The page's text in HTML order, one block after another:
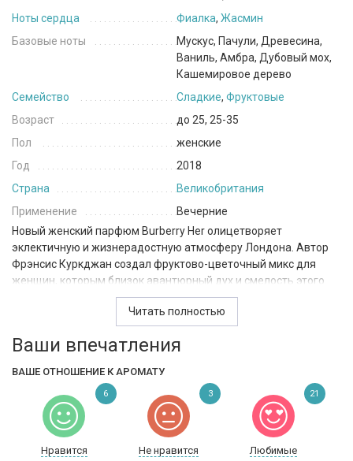
Ноты сердца
Фиалка, Жасмин
Базовые ноты
Мускус, Пачули, Древесина,
Ваниль, Амбра, Дубовый мох,
Кашемировое дерево
Семейство
Сладкие, Фруктовые
Возраст
до 25, 25-35
Пол
женские
Год
2018
Страна
Великобритания
Применение
Вечерние
Новый женский парфюм Burberry Her олицетворяет
эклектичную и жизнерадостную атмосферу Лондона. Автор
Фрэнсис Куркджан создал фруктово-цветочный микс для
женщин, которым близок авантюрный дух и смелость этого
Духи «Барбери Хё» покоряют запахом пропитанных солнцем
ягод — черной смородины и малины, с которыми
теплые оттенки пижмы и амбры. Легкий мускусный шлейф
оставляет интригующее послевкусие. Этот фирменный
аромат запоминается с первых аккордов, придает женщине
притягательность и яркую индивидуальность. Духи Burberry
Читать полностью
Ваши впечатления
ВАШЕ ОТНОШЕНИЕ К АРОМАТУ
Нравится Не нравится Любимые
6 3 21